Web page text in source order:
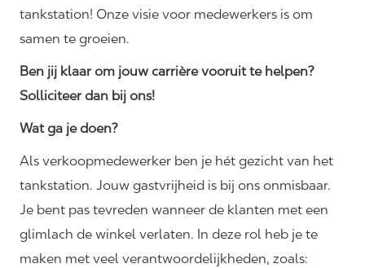
tankstation! Onze visie voor medewerkers is om
samen te groeien.
Ben jij klaar om jouw carrière vooruit te helpen?
Solliciteer dan bij ons!
Wat ga je doen?
Als verkoopmedewerker ben je hét gezicht van het
tankstation. Jouw gastvrijheid is bij ons onmisbaar.
Je bent pas tevreden wanneer de klanten met een
glimlach de winkel verlaten. In deze rol heb je te
maken met veel verantwoordelijkheden, zoals: